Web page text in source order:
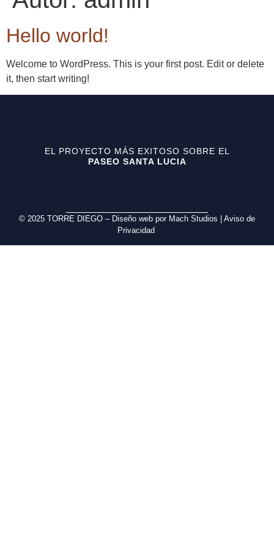
Hello world!
Welcome to WordPress. This is your first post. Edit or delete
it, then start writing!
EL PROYECTO MÁS EXITOSO SOBRE EL
PASEO SANTA LUCIA
© 2025 TORRE DIEGO – Diseño web por Mach Studios | Aviso de
Privacidad